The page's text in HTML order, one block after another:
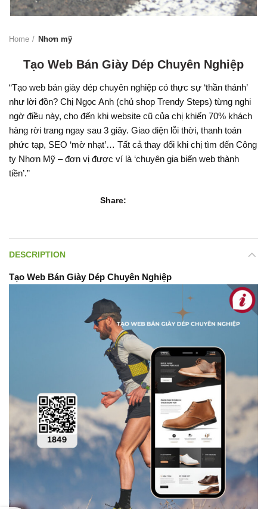
Home Nhơn mỹ
Tạo Web Bán Giày Dép Chuyên Nghiệp
“Tạo web bán giày dép chuyên nghiệp có thực sự ‘thần thánh’
như lời đồn? Chị Ngọc Anh (chủ shop Trendy Steps) từng nghi
ngờ điều này, cho đến khi website cũ của chị khiến 70% khách
hàng rời trang ngay sau 3 giây. Giao diện lỗi thời, thanh toán
phức tạp, SEO ‘mờ nhạt’… Tất cả thay đổi khi chị tìm đến Công
ty Nhơn Mỹ – đơn vị được ví là ‘chuyên gia biến web thành
tiền’.”
Share
DESCRIPTION
Tạo Web Bán Giày Dép Chuyên Nghiệp